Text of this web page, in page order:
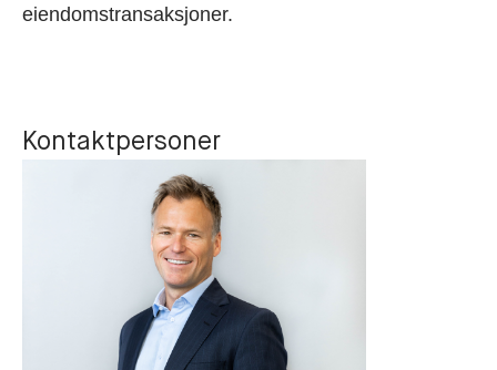
eiendomstransaksjoner.
Kontaktpersoner